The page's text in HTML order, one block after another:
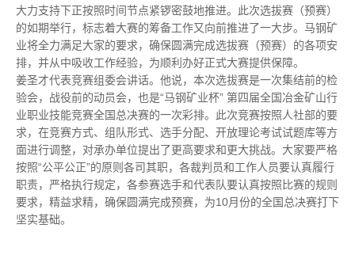
大力支持下正按照时间节点紧锣密鼓地推进。此次选拔赛（预赛）
的如期举行，标志着大赛的筹备工作又向前推进了一大步。马钢矿
业将全力满足大家的要求，确保圆满完成选拔赛（预赛）的各项安
排，并从中吸收工作经验，为顺利办好正式大赛提供保障。
姜圣才代表竞赛组委会讲话。他说，本次选拔赛是一次集结前的检
验会，战役前的动员会，也是“马钢矿业杯” 第四届全国冶金矿山行
业职业技能竞赛全国总决赛的一次彩排。此次竞赛按照人社部的要
求，在竞赛方式、组队形式、选手分配、开放理论考试试题库等方
面进行调整，对承办单位提出了更高要求和更大挑战。大家要严格
按照“公平公正”的原则各司其职，各裁判员和工作人员要认真履行
职责，严格执行规定，各参赛选手和代表队要认真按照比赛的规则
要求，精益求精，确保圆满完成预赛，为10月份的全国总决赛打下
坚实基础。